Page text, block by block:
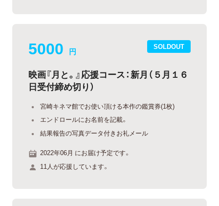
SOLDOUT
5000 円
映画『月と。』応援コース：新月（５月１６
日受付締め切り）
宮崎キネマ館でお使い頂ける本作の鑑賞券(1枚)
エンドロールにお名前を記載。
結果報告の写真データ付きお礼メール
2022年06月 にお届け予定です。
11人が応援しています。